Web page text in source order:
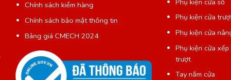
Chính sách kiểm hàng
Chính sách bảo mật thông tin
Bảng giá CMECH 2024
Phụ kiện cửa
Phụ kiện cửa
Phụ kiện cửa xếp
trượt
Tay nắm cửa